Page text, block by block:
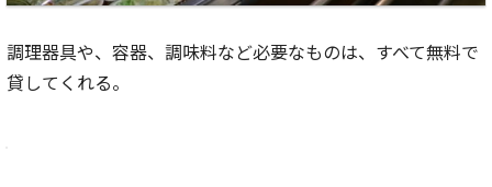
調理器具や、容器、調味料など必要なものは、すべて無料で
貸してくれる。